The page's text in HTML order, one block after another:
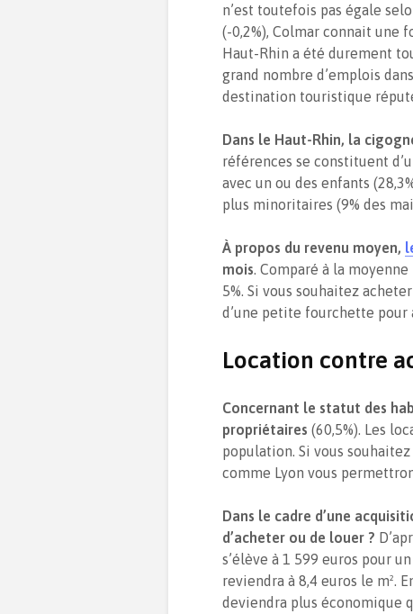
n’est toutefois pas égale
(-0,2%), Colmar connait une
Haut-Rhin a été durement
grand nombre d’emplois
destination touristique
Dans le Haut-Rhin, la
références se constituent
avec un ou des enfants
plus minoritaires (9% des
À propos du revenu moyen,
mois. Comparé à la
5%. Si vous souhaitez
d’une petite fourchette pour
Location contre
Concernant le statut des
propriétaires (60,5%). Les
population. Si vous
comme Lyon vous
Dans le cadre d’une
d’acheter ou de louer ?
s’élève à 1 599 euros pour
reviendra à 8,4 euros le m².
deviendra plus économique